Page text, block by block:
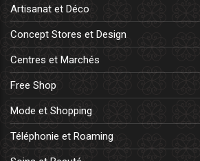
Artisanat et Déco
Concept Stores et Design
Centres et Marchés
Free Shop
Mode et Shopping
Téléphonie et Roaming